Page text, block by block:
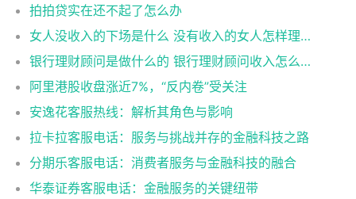
拍拍贷实在还不起了怎么办
女人没收入的下场是什么 没有收入的女人怎样理财
银行理财顾问是做什么的 银行理财顾问收入怎么样
阿里港股收盘涨近7%，“反内卷”受关注
安逸花客服热线：解析其角色与影响
拉卡拉客服电话：服务与挑战并存的金融科技之路
分期乐客服电话：消费者服务与金融科技的融合
华泰证券客服电话：金融服务的关键纽带